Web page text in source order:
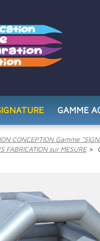
GAMME
CONCEPTION Gamme
FABRICATION sur MESURE